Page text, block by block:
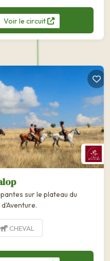
Voirle circuit
sur le plateau du
CHEVAL